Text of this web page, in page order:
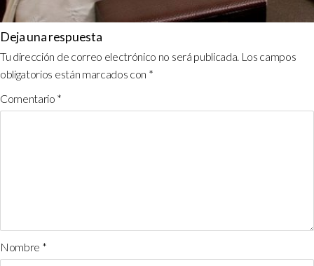
Deja una respuesta
Tu dirección de correo electrónico no será publicada. Los campos
obligatorios están marcados con *
Comentario *
Nombre *